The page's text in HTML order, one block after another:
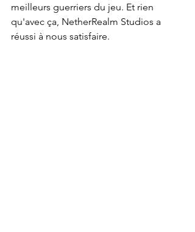
meilleurs guerriers du jeu. Et rien
qu'avec ça, NetherRealm Studios a
réussi à nous satisfaire.